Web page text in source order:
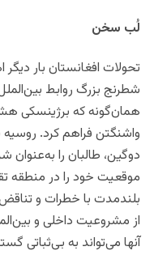
لُب سخن
تحولات افغانستان بار
شطرنج بزرگ روابط
همان‌گونه که برژینسکی
واشنگتن فراهم کرد. روسیه
دوگین، طالبان را به‌عنوان
موقعیت خود را در منطقه
بلندمدت با خطرات و
از مشروعیت داخلی و
آنها می‌تواند به بی‌ثباتی